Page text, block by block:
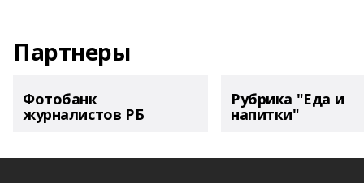
Партнеры
Фотобанк
журналистов РБ
Рубрика "Еда и
напитки"